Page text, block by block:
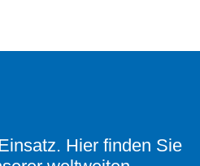
Hier finden Sie